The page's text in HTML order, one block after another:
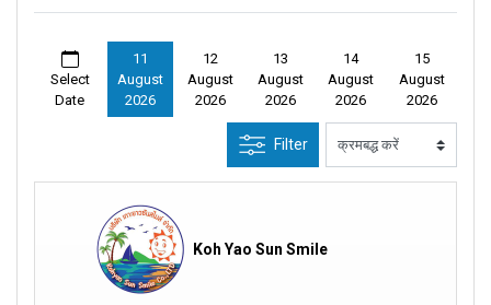
Select
Date
11
August
2026
12
August
2026
13
August
2026
14
August
2026
15
August
2026
Filter
Koh Yao Sun Smile